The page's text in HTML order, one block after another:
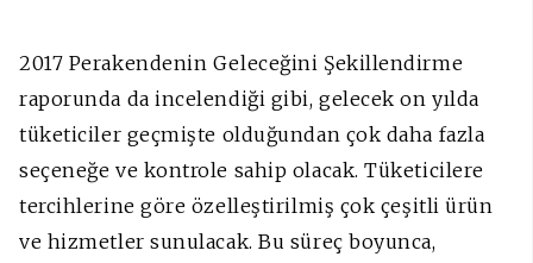
2017 Perakendenin Geleceğini Şekillendirme
raporunda da incelendiği gibi, gelecek on yılda
tüketiciler geçmişte olduğundan çok daha fazla
seçeneğe ve kontrole sahip olacak. Tüketicilere
tercihlerine göre özelleştirilmiş çok çeşitli ürün
ve hizmetler sunulacak. Bu süreç boyunca,